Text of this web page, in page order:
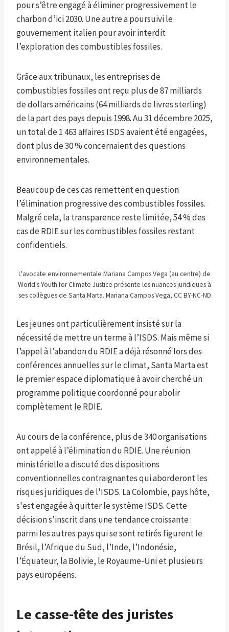
pour s’être engagé à éliminer progressivement le
charbon d’ici 2030. Une autre a poursuivi le
gouvernement italien pour avoir interdit
l’exploration des combustibles fossiles.
Grâce aux tribunaux, les entreprises de
combustibles fossiles ont reçu plus de 87 milliards
de dollars américains (64 milliards de livres sterling)
de la part des pays depuis 1998. Au 31 décembre 2025,
un total de 1 463 affaires ISDS avaient été engagées,
dont plus de 30 % concernaient des questions
environnementales.
Beaucoup de ces cas remettent en question
l’élimination progressive des combustibles fossiles.
Malgré cela, la transparence reste limitée, 54 % des
cas de RDIE sur les combustibles fossiles restant
confidentiels.
L'avocate environnementale Mariana Campos Vega (au centre) de
World's Youth for Climate Justice présente les nuances juridiques à
ses collègues de Santa Marta. Mariana Campos Vega, CC BY-NC-ND
Les jeunes ont particulièrement insisté sur la
nécessité de mettre un terme à l’ISDS. Mais même si
l’appel à l’abandon du RDIE a déjà résonné lors des
conférences annuelles sur le climat, Santa Marta est
le premier espace diplomatique à avoir cherché un
programme politique coordonné pour abolir
complètement le RDIE.
Au cours de la conférence, plus de 340 organisations
ont appelé à l’élimination du RDIE. Une réunion
ministérielle a discuté des dispositions
conventionnelles contraignantes qui aborderont les
risques juridiques de l'ISDS. La Colombie, pays hôte,
s'est engagée à quitter le système ISDS. Cette
décision s’inscrit dans une tendance croissante :
parmi les autres pays qui se sont retirés figurent le
Brésil, l’Afrique du Sud, l’Inde, l’Indonésie,
l’Équateur, la Bolivie, le Royaume-Uni et plusieurs
pays européens.
Le casse-tête des juristes